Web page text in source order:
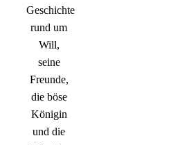
Geschichte
rund um
Will,
seine
Freunde,
die böse
Königin
und die